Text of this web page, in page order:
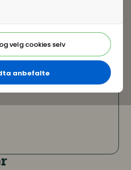
velg cookies selv
anbefalte
du lese hele artikkelen. I
som hjelper deg i